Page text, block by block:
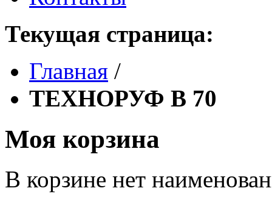
Текущая страница:
Главная /
ТЕХНОРУФ В 70
Моя корзина
В корзине нет